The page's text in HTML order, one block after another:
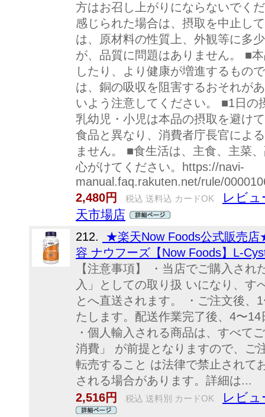
方はお召し上がりにならないでく
感じられた場合は、摂取を中止し
は、原材料の性質上、外観等に多
が、品質に問題はありません。 ■
したり、より健康が増進するもの
は、銅の吸収を阻害するおそれが
いよう注意してください。 ■1日
乳幼児・小児は本品の摂取を避け
食品と異なり、消費者庁長官によ
ません。 ■食生活は、主食、主菜
心がけてください。https://navi-
manual.faq.rakuten.net/rule/
2,480円
税込 送料込 カードOK
レビュ
天市場店
212.
★楽天Now Foods公式販売
容 ナウフーズ【Now Foods】L-
【注意事項】 ・当店でご購入さ
入」としての取り扱 いになり、す
とへ直送されます。 ・ご注文後、
たします。配送作業完了後、4〜
・個人輸入される商品は、すべて
消費」 が前提となりますので、ご
転売すること は法律で禁止されて
される場合があります。詳細は...
2,516円
税込 送料別 カードOK レビュ